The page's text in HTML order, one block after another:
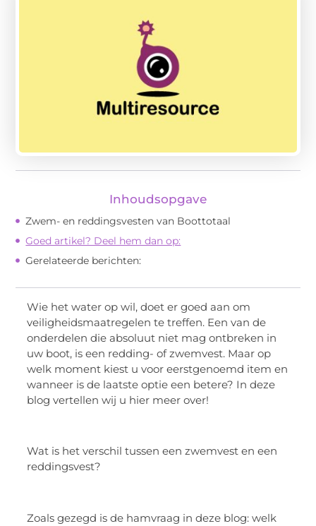
Inhoudsopgave
Zwem- en reddingsvesten van Boottotaal
Goed artikel? Deel hem dan op:
Gerelateerde berichten:
Wie het water op wil, doet er goed aan om
veiligheidsmaatregelen te treffen. Een van de
onderdelen die absoluut niet mag ontbreken in
uw boot, is een redding- of zwemvest. Maar op
welk moment kiest u voor eerstgenoemd item en
wanneer is de laatste optie een betere? In deze
blog vertellen wij u hier meer over!
Wat is het verschil tussen een zwemvest en een
reddingsvest?
Zoals gezegd is de hamvraag in deze blog: welk